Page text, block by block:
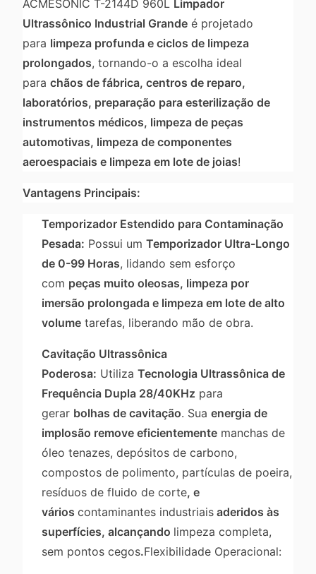
ACMESONIC T-2144D 960L Limpador
Ultrassônico Industrial Grande é projetado
para limpeza profunda e ciclos de limpeza
prolongados, tornando-o a escolha ideal
para chãos de fábrica, centros de reparo,
laboratórios, preparação para esterilização de
instrumentos médicos, limpeza de peças
automotivas, limpeza de componentes
aeroespaciais e limpeza em lote de joias!
Vantagens Principais:
Temporizador Estendido para Contaminação
Pesada: Possui umTemporizador Ultra-Longo
de 0-99 Horas, lidando sem esforço
com peças muito oleosas, limpeza por
imersão prolongada e limpeza em lote de alto
volume tarefas, liberando mão de obra.
Cavitação Ultrassônica
Poderosa: UtilizaTecnologia Ultrassônica de
Frequência Dupla 28/40KHz para
gerar bolhas de cavitação. Suaenergia de
implosão remove eficientemente manchas de
óleo tenazes, depósitos de carbono,
compostos de polimento, partículas de poeira,
resíduos de fluido de corte, e
várioscontaminantes industriais aderidos às
superfícies, alcançando limpeza completa,
sem pontos cegos.Flexibilidade Operacional: